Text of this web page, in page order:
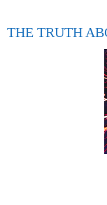
THE TRUTH